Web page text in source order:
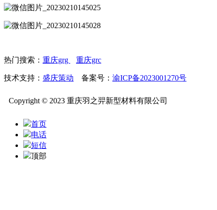
热门搜索： 重庆grg 重庆grc
技术支持： 盛庆策动 备案号： 渝ICP备2023001270号
Copyright © 2023 重庆羽之羿新型材料有限公司
首页
电话
短信
顶部